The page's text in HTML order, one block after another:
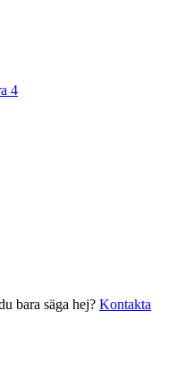
4
bara säga hej? Kontakta